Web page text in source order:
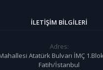
İLETIŞIM BILGILERI
Adres:
Atatürk Bulvarı İMÇ
Fatih/İstanbul